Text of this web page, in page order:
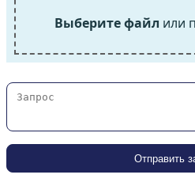
Выберите файл или